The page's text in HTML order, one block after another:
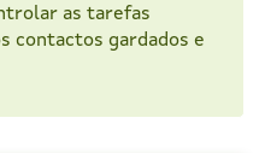
as tarefas
contactos gardados e